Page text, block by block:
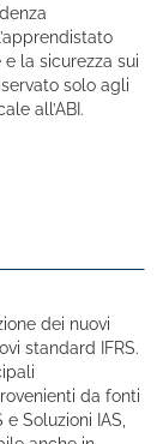
e la sicurezza sui
solo agli
all’ABI.
dei nuovi
standard IFRS.
da fonti
Soluzioni IAS,